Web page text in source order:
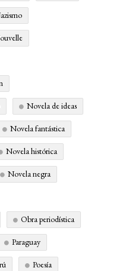
Novela de ideas
Novela fantástica
Novela histórica
Novela negra
Obra periodística
Paraguay
Poesía